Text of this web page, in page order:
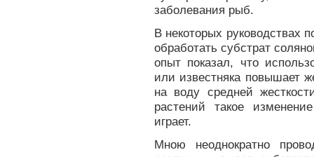
заболевания рыб.
В некоторых руководствах
обработать субстрат
опыт показал, что
или известняка повышает
на воду средней
растений такое
играет.
Мною неоднократно